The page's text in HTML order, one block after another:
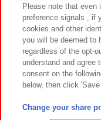
カスタマーハラスメント
Please note that even
preference signals , if
cookies and other
you will be deemed to
regardless of the opt-
understand and agree
consent on the
below, then click
Change your share